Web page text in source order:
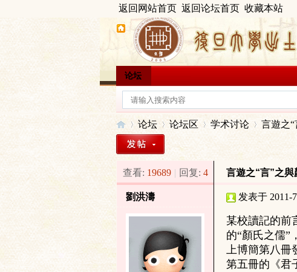
返回网站首页 返回论坛首页 收藏本站
论坛
出»
论坛
›
论坛区
›
学术讨论
›
言遊之“
查看: 19689 | 回复: 4 言遊之“言”之與
劉洪濤 发表于 2011-
某校讀記的前
的“顏氏之儒”
上博簡第八冊
第五冊的《君